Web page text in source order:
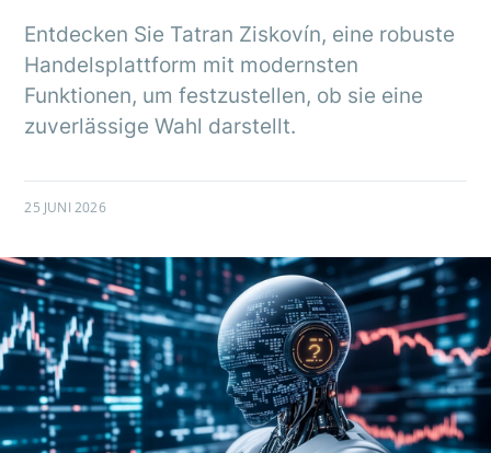
Entdecken Sie Tatran Ziskovín, eine robuste
Handelsplattform mit modernsten
Funktionen, um festzustellen, ob sie eine
zuverlässige Wahl darstellt.
25 JUNI 2026